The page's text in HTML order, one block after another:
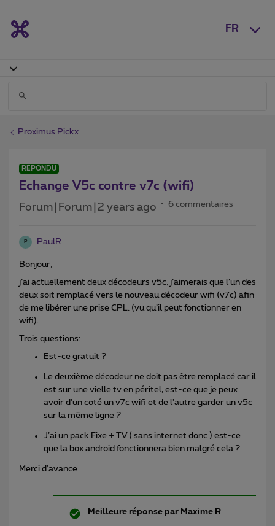
FR
Proximus Pickx
RÉPONDU
Echange V5c contre v7c (wifi)
Forum|Forum|2 years ago 6 commentaires
P PaulR
Bonjour,
j’ai actuellement deux décodeurs v5c, j’aimerais que l’un des
deux soit remplacé vers le nouveau décodeur wifi (v7c) afin
de me libérer une prise CPL. (vu qu’il peut fonctionner en
wifi).
Trois questions:
Est-ce gratuit ?
Le deuxième décodeur ne doit pas être remplacé car il
est sur une vielle tv en péritel, est-ce que je peux
avoir d’un coté un v7c wifi et de l’autre garder un v5c
sur la même ligne ?
J’ai un pack Fixe + TV ( sans internet donc ) est-ce
que la box android fonctionnera bien malgré cela ?
Merci d’avance
Meilleure réponse par Maxime R